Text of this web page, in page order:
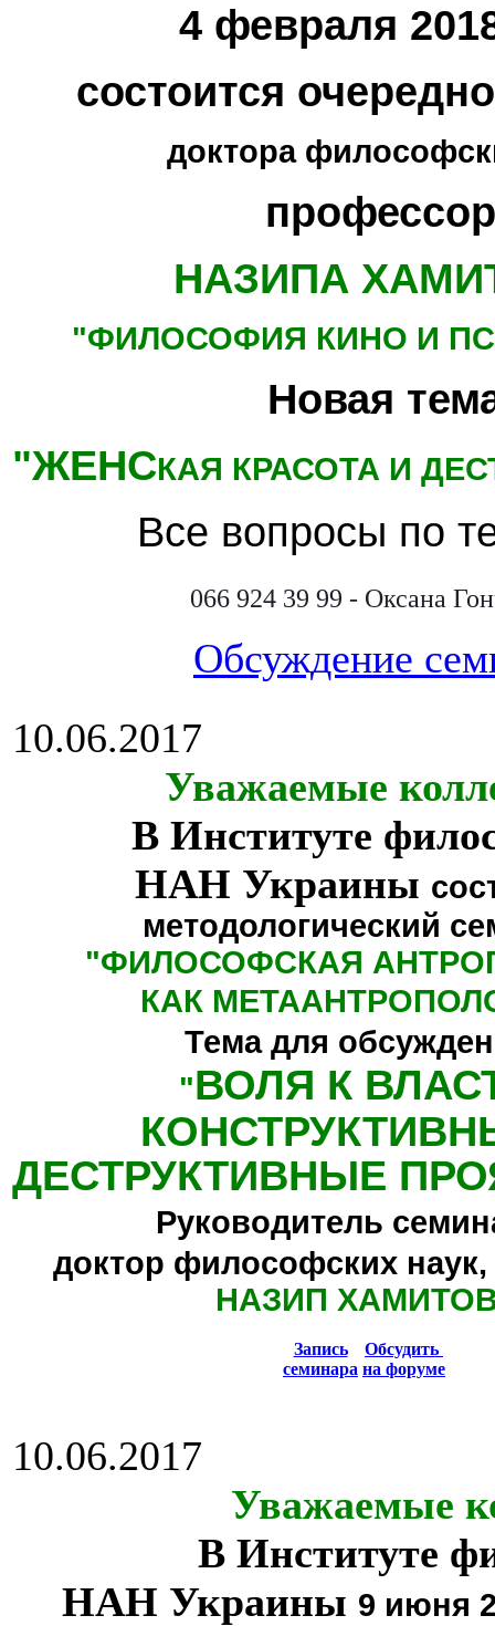
4 февраля
состоится
доктора
НАЗИПА
"ФИЛОСОФИЯ КИНО И
Новая
"ЖЕНСКАЯ КРАСОТА И
Все вопросы по
066 924 39 99 - Оксана
Обсуждение
10.06.2017
Уважаемые
В Институте
НАН Украины
методологический
"ФИЛОСОФСКАЯ
КАК
Тема для
"ВОЛЯ К
ДЕСТРУКТИВНЫЕ
Руководитель
доктор философских
НАЗИП
Запись
семинара
Обсудить
на форуме
10.06.2017
Уважаемые
В Институте
НАН Украины 9 июня